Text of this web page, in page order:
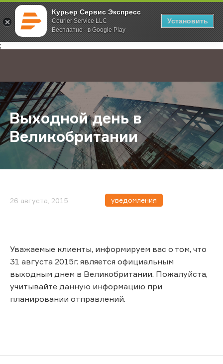
Курьер Сервис Экспресс
Courier Service LLC
Бесплатно - в Google Play
Установить
;
Главная О компании Новости Выходной день в Великобритании
Выходной день в
Великобритании
26 августа, 2015 уведомления
Уважаемые клиенты, информируем вас о том, что
31 августа 2015г. является официальным
выходным днем в Великобритании. Пожалуйста,
учитывайте данную информацию при
планировании отправлений.